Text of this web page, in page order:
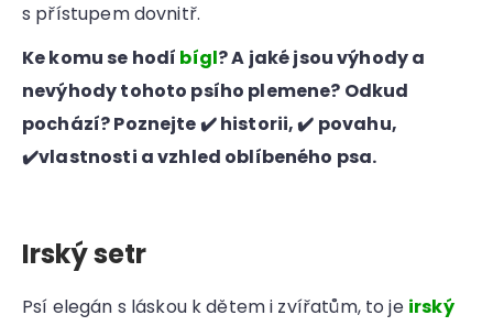
s přístupem dovnitř.
Ke komu se hodí bígl? A jaké jsou výhody a
nevýhody tohoto psího plemene? Odkud
pochází? Poznejte ✔️ historii, ✔️ povahu,
✔️vlastnosti a vzhled oblíbeného psa.
Irský setr
Psí elegán s láskou k dětem i zvířatům, to je irský